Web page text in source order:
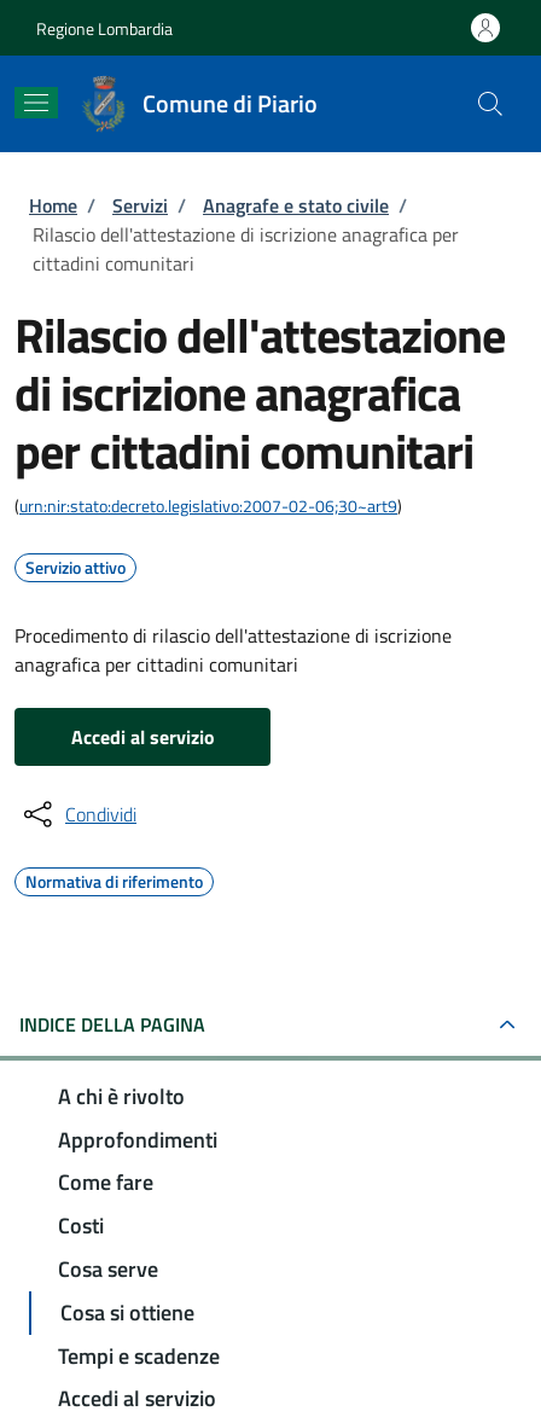
Regione Lombardia
Comune di Piario
Briciole di pane
Home / Servizi / Anagrafe e stato civile /
Rilascio dell'attestazione di iscrizione anagrafica per
cittadini comunitari
Rilascio dell'attestazione
di iscrizione anagrafica
per cittadini comunitari
(urn:nir:stato:decreto.legislativo:2007-02-06;30~art9)
Servizio attivo
Procedimento di rilascio dell'attestazione di iscrizione
anagrafica per cittadini comunitari
Accedi al servizio
Condividi
Normativa di riferimento
INDICE DELLA PAGINA
A chi è rivolto
Approfondimenti
Come fare
Costi
Cosa serve
Cosa si ottiene
Tempi e scadenze
Accedi al servizio